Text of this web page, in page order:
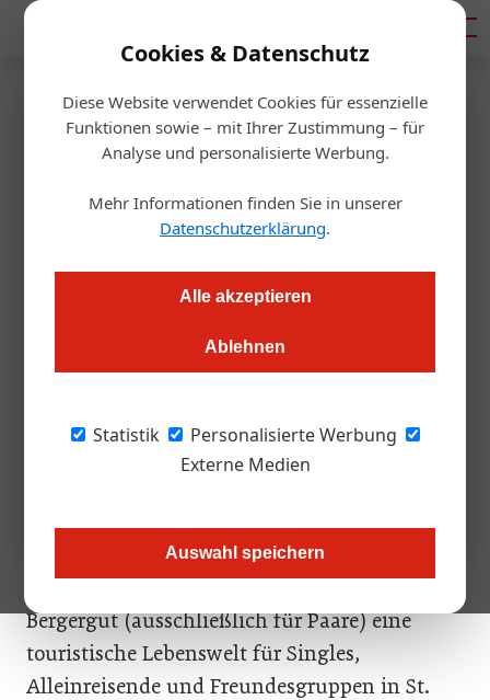
Cookies & Datenschutz
Diese Website verwendet Cookies für essenzielle
Funktionen sowie – mit Ihrer Zustimmung – für
Analyse und personalisierte Werbung.
Mehr Informationen finden Sie in unserer
Datenschutzerklärung.
Alle akzeptieren
Ablehnen
Statistik
Personalisierte Werbung
Externe Medien
Auswahl speichern
Startseite/Gastro & Hotel
Singlehotel Aviva feiert seinen
3. Geburtstag
St. Stefan am Walde. Das 1. Singlehotel in Europa „Aviva“ in
St. Stefan am Walde im Mühlviertel feiert Ende August den 3.
von 80 Prozent.
Raum und kein Hotel für diese ständig
wachsende Zielgruppe – das war der Grund
Bergergut (ausschließlich für Paare) eine
touristische Lebenswelt für Singles,
Alleinreisende und Freundesgruppen in St.